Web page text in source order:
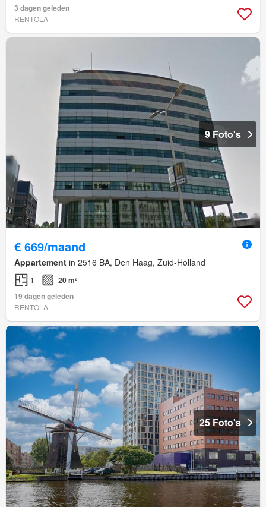
3 dagen geleden
RENTOLA
9 Foto's
€ 669/maand
Appartement in 2516 BA, Den Haag, Zuid-Holland
1
20 m²
19 dagen geleden
RENTOLA
25 Foto's